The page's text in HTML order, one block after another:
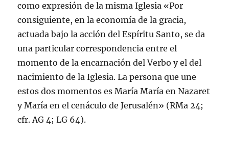
como expresión de la misma Iglesia «Por
consiguiente, en la economí­a de la gracia,
actuada bajo la acción del Espí­ritu Santo, se da
una particular correspondencia entre el
momento de la encarnación del Verbo y el del
nacimiento de la Iglesia. La persona que une
estos dos momentos es Marí­a Marí­a en Nazaret
y Marí­a en el cenáculo de Jerusalén» (RMa 24;
cfr. AG 4; LG 64).